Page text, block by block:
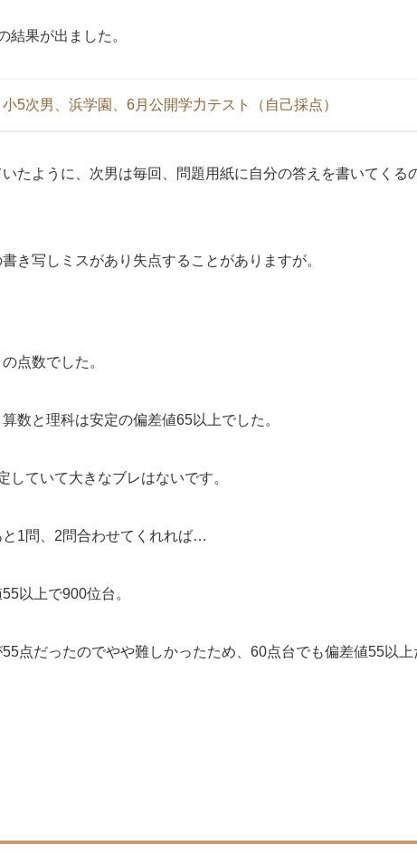
結果が出ました。
小5次男、浜学園、6月公開学力テスト（自己採点）
たように、次男は毎回、問題用紙に自分の答えを書いてくる
き写しミスがあり失点することがありますが。
点数でした。
数と理科は安定の偏差値65以上でした。
していて大きなブレはないです。
1問、2問合わせてくれれば…
以上で900位台。
点だったのでやや難しかったため、60点台でも偏差値55以上